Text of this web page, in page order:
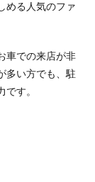
める人気のファ
車での来店が非
多い方でも、駐
す。